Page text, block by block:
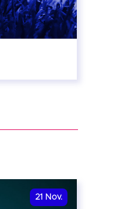
21 Nov.